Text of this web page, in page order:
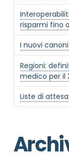
risparmi fino
I nuovi
Regioni:
medico per il
Liste di